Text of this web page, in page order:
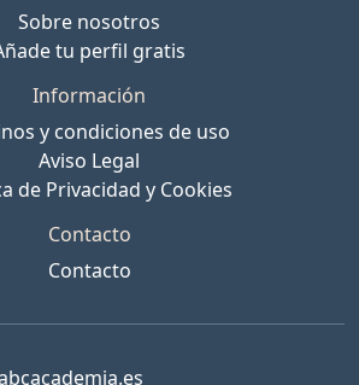
Sobre nosotros
tu perfil gratis
Información
y condiciones de uso
Aviso Legal
de Privacidad y Cookies
Contacto
Contacto